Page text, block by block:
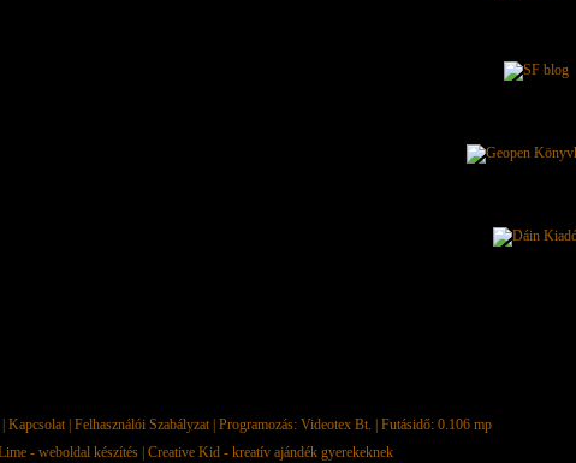
Kapcsolat| Felhasználói Szabályzat| Programozás: Videotex Bt. | Futásidő: 0.106 mp
- weboldal készítés| Creative Kid - kreatív ajándék gyerekeknek